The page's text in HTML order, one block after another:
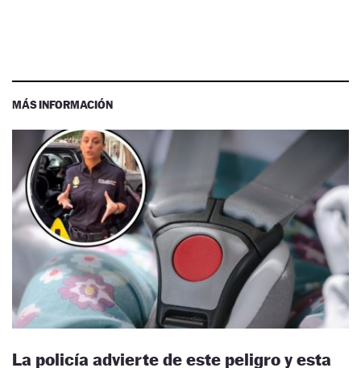
MÁS INFORMACIÓN
La policía advierte de este peligro y esta